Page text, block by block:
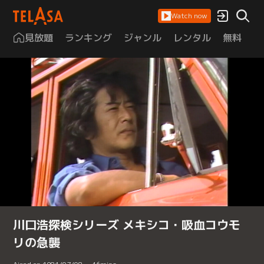
Watch now
見放題 ランキング ジャンル レンタル 無料
川口浩探検シリーズ メキシコ・吸血コウモ
リの急襲